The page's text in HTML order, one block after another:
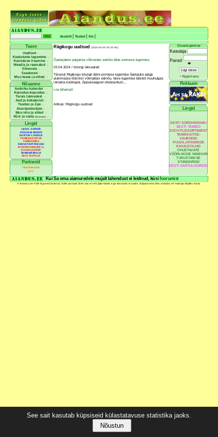
See sait kasutab küpsiseid külastatavuse statistika jaoks.
Nõustun
Avaleht Teated Ilm
Teave
Uudised
Kuulutuste lugemine
Kuulutuse lisamine
Meedia ja raamatud
Sõnavara
Seadused
Muu teave ja viited
Nõuanne
Aedniku kalender
Kasvatus-kujundus
Tervis taimedest
Aed ja kokakunst
Teadus ja õpe
Aiandustootjale
Muu nõu ja viited
Küsi ja vasta(foorum)
Lingid
LIIGID, SORDID
KÜLVIKALENDER
HUVITAV LOODUS
TAIMEKASVATUS
TAIMENIMED
RAHVATÄHTPÄEVAD
BIODÜNAAMILINE ja
KUUKALENDER
TAIMEMÄÄRAJA
RIIGI TEATAJA
Partnerid
VIKERRAADIO
ETV
Riigikogu uudised (2024-04-04 05:20:46)
Õpetajatele palgalisa võimaldav eelnõu läbis esimese lugemise
03.04.2024 / Istungi ülevaated
Tänasel Riigikogu istungil läbis esimese lugemise õpetajate palga
alammäära tõstmist võimaldav eelnõu, teise lugemise läbisid muuhulgas
Ukraina koolilapsi, õppuseaegset ohuteavitust…
Loe lähemalt
Allikas: Riigikogu uudised
Sisselogimine
Kasutaja
Parool
👁
- Registreeru
Reklaam
Lingid
EESTI SORDIVARAMU
EESTI TAIMED
SOOVITUSSORTIMENT
TAIMEKAITSE-
VAHENDID
PUUVILJATAIMEDE
KAHJUSTAJAD
OHUSTAVATE
VÕÕRLIIKIDE NIMEKIRI
TURUSTAMISE
STANDARDID
EESTI KARTULISORDID
Kui Sa oma aiamuredele mujalt lahendust ei leidnud, küsi foorumist
© Aiandus.ee Kõik õigused kaitstud. Selle portaali ühtki osa ei tohi jäljendada ega kasutada muudes väljaannetes ilma aiandus.ee haldaja kirjaliku loata.